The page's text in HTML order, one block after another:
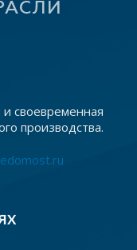
своевременная
производства.